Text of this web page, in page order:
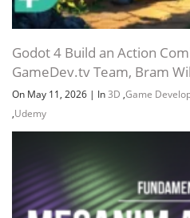
Godot 4 Build an Action
GameDev.tv Team, Bram
On May 11, 2026 | In3D ,Game
,Udemy